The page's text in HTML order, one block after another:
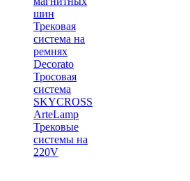
шин
Трековая
система на
ремнях
Decorato
Тросовая
система
SKYCROSS
ArteLamp
Трековые
системы на
220V